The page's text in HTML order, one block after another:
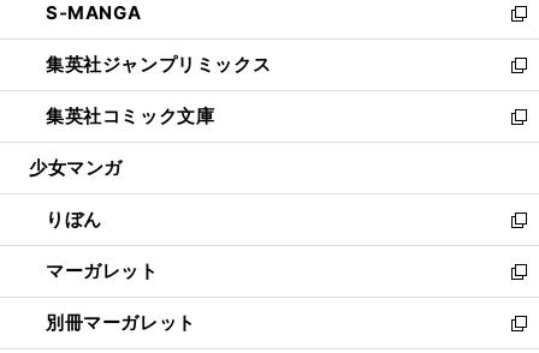
く
で
開
く
ド
ウ
で
開
く
ィ
ン
ド
ウ
で
開
い
ウ
ィ
ン
ド
ウ
開
く
S-MANGA
新
し
い
ウ
ィ
ン
ウ
で
開
く
集英社ジャンプリミックス
新
し
い
ウ
ン
ド
ウ
で
開
く
集英社コミック文庫
新
し
ウ
ィ
ン
ド
ウ
で
開
少女マンガ
りぼん
新
し
い
ウ
ィ
マーガレット
新
し
い
別冊マーガレット
新